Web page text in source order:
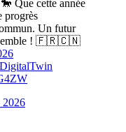
Que cette année
progrès
Un futur
! 🇫🇷🇨🇳
2026